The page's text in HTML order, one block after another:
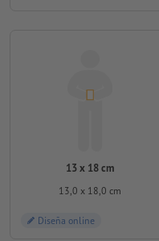
13 x 18 cm
13,0 x 18,0 cm
Diseña online